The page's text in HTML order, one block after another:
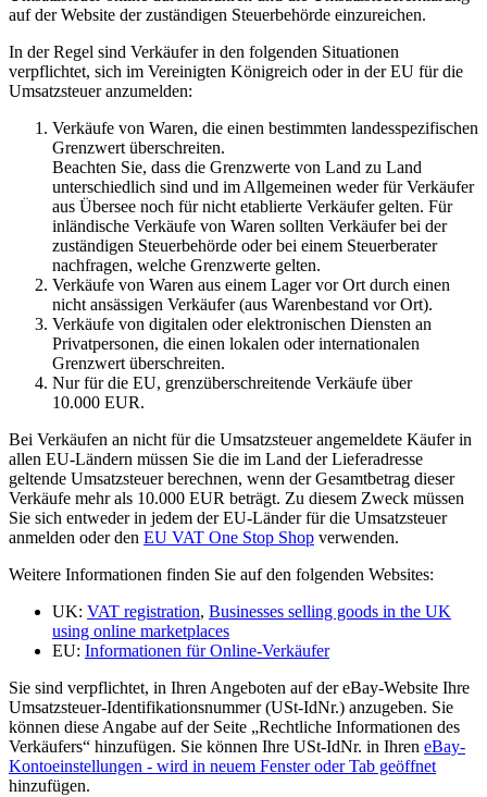
auf der Website der zuständigen Steuerbehörde einzureichen.
In der Regel sind Verkäufer in den folgenden Situationen
verpflichtet, sich im Vereinigten Königreich oder in der EU für die
Umsatzsteuer anzumelden:
Verkäufe von Waren, die einen bestimmten landesspezifischen
Grenzwert überschreiten.
Beachten Sie, dass die Grenzwerte von Land zu Land
unterschiedlich sind und im Allgemeinen weder für Verkäufer
aus Übersee noch für nicht etablierte Verkäufer gelten. Für
inländische Verkäufe von Waren sollten Verkäufer bei der
zuständigen Steuerbehörde oder bei einem Steuerberater
nachfragen, welche Grenzwerte gelten.
Verkäufe von Waren aus einem Lager vor Ort durch einen
nicht ansässigen Verkäufer (aus Warenbestand vor Ort).
Verkäufe von digitalen oder elektronischen Diensten an
Privatpersonen, die einen lokalen oder internationalen
Grenzwert überschreiten.
Nur für die EU, grenzüberschreitende Verkäufe über
10.000 EUR.
Bei Verkäufen an nicht für die Umsatzsteuer angemeldete Käufer in
allen EU-Ländern müssen Sie die im Land der Lieferadresse
geltende Umsatzsteuer berechnen, wenn der Gesamtbetrag dieser
Verkäufe mehr als 10.000 EUR beträgt. Zu diesem Zweck müssen
Sie sich entweder in jedem der EU-Länder für die Umsatzsteuer
anmelden oder den EU VAT One Stop Shop verwenden.
Weitere Informationen finden Sie auf den folgenden Websites:
UK: VAT registration, Businesses selling goods in the UK
using online marketplaces
EU: Informationen für Online-Verkäufer
Sie sind verpflichtet, in Ihren Angeboten auf der eBay-Website Ihre
Umsatzsteuer-Identifikationsnummer (USt-IdNr.) anzugeben. Sie
können diese Angabe auf der Seite „Rechtliche Informationen des
Verkäufers“ hinzufügen. Sie können Ihre USt-IdNr. in Ihren eBay-
Kontoeinstellungen - wird in neuem Fenster oder Tab geöffnet
hinzufügen.